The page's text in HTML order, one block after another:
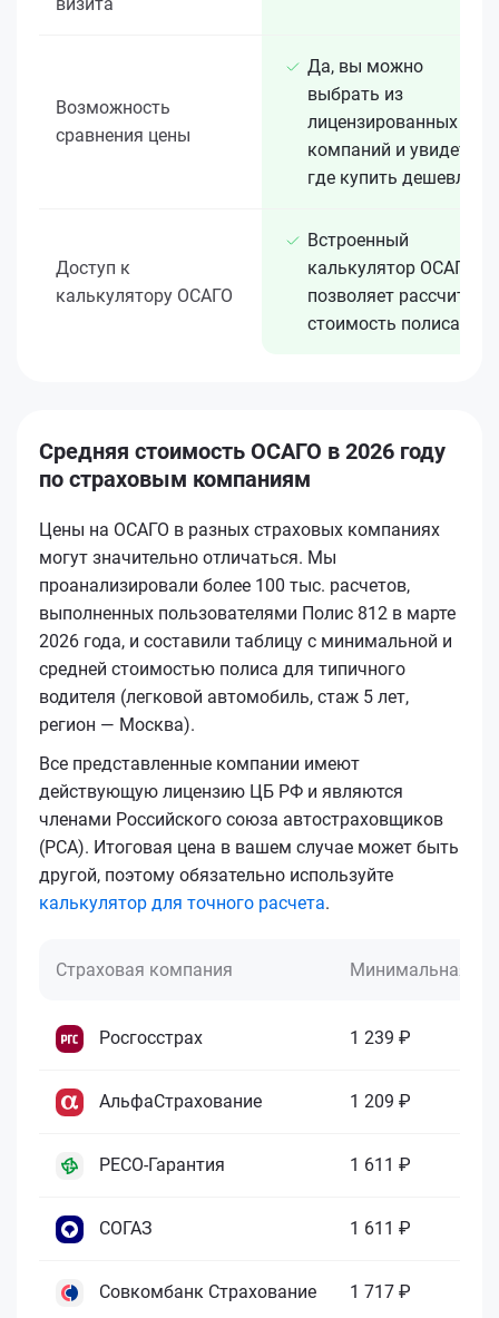
Возможность
сравнения цены
Да, вы можно
выбрать из
лицензированных 15+
компаний и увидеть,
где купить дешевле
Доступ к
калькулятору ОСАГО
Встроенный
калькулятор ОСАГО
позволяет рассчитать
стоимость полиса
Средняя стоимость ОСАГО в 2026 году
по страховым компаниям
Цены на ОСАГО в разных страховых компаниях
могут значительно отличаться. Мы
проанализировали более 100 тыс. расчетов,
выполненных пользователями Полис 812 в марте
2026 года, и составили таблицу с минимальной и
средней стоимостью полиса для типичного
водителя (легковой автомобиль, стаж 5 лет,
регион — Москва).
Все представленные компании имеют
действующую лицензию ЦБ РФ и являются
членами Российского союза автостраховщиков
(РСА). Итоговая цена в вашем случае может быть
другой, поэтому обязательно используйте
калькулятор для точного расчета.
Страховая компания Минимальная
Росгосстрах 1 239 ₽
АльфаСтрахование 1 209 ₽
РЕСО-Гарантия 1 611 ₽
СОГАЗ 1 611 ₽
Совкомбанк Страхование 1 717 ₽